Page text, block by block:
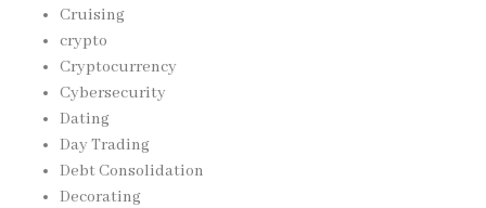
Cruising
crypto
Cryptocurrency
Cybersecurity
Dating
Day Trading
Debt Consolidation
Decorating